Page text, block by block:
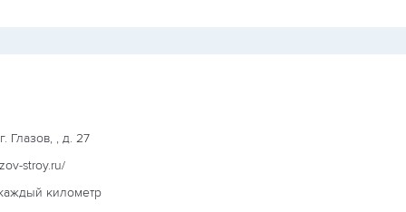
Глазов, , д. 27
stroy.ru/
километр